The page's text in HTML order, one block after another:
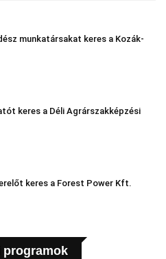
munkatársakat keres a Kozák-
keres a Déli Agrárszakképzési
keres a Forest Power Kft.
programok